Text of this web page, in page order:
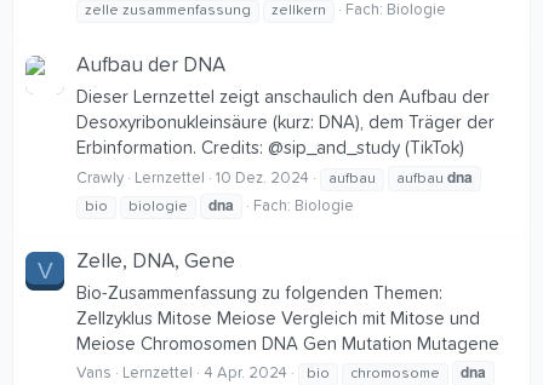
zelle zusammenfassung
zellkern Fach: Biologie
Aufbau der DNA
Dieser Lernzettel zeigt anschaulich den Aufbau der
Desoxyribonukleinsäure (kurz: DNA), dem Träger der
Erbinformation. Credits: @sip_and_study (TikTok)
Crawly Lernzettel 10 Dez. 2024 aufbau aufbau dna
bio biologie dna Fach: Biologie
V Zelle, DNA, Gene
Bio-Zusammenfassung zu folgenden Themen:
Zellzyklus Mitose Meiose Vergleich mit Mitose und
Meiose Chromosomen DNA Gen Mutation Mutagene
Vans Lernzettel 4 Apr. 2024 bio chromosome dna